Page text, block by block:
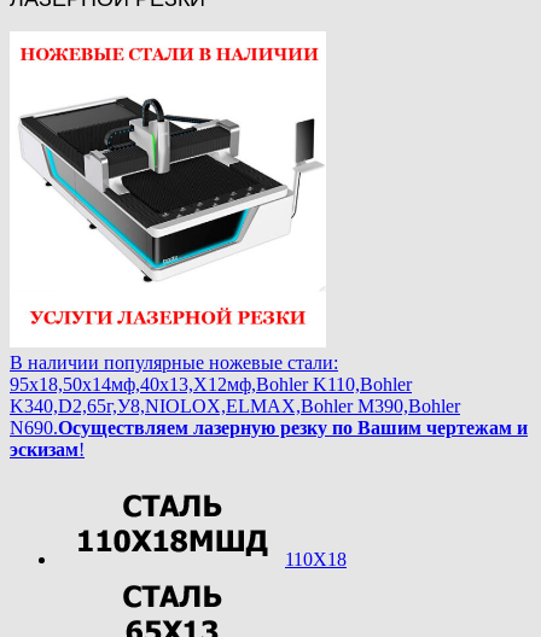
В наличии популярные ножевые стали:
95х18,50х14мф,40х13,Х12мф,Bohler K110,Bohler
K340,D2,65г,У8,NIOLOX,ELMAX,Bohler М390,Bohler
N690.Осуществляем лазерную резку по Вашим чертежам и
эскизам!
110Х18